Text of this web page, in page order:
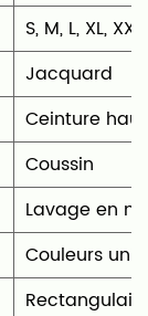
S, M, L, XL, XXL
Jacquard
Ceinture
Coussin
‎Lavage en
Couleurs